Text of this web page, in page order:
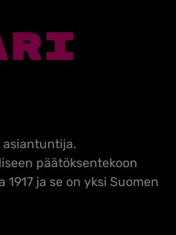
asiantuntija.
päätöksentekoon
ja se on yksi Suomen